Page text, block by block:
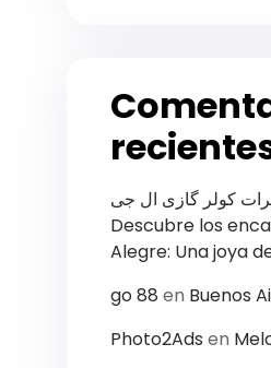
کولر گازی ال جی
Descubre los
Alegre: Una joya
g​o 8​8 en Buenos
Photo2Ads en